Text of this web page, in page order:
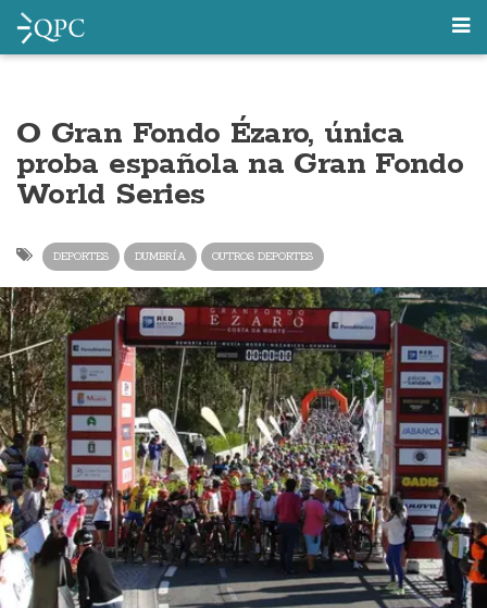
O Gran Fondo Ézaro, única
proba española na Gran Fondo
World Series
DEPORTES DUMBRÍA OUTROS DEPORTES